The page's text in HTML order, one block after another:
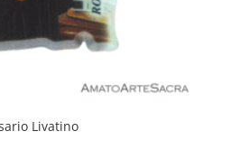
Livatino